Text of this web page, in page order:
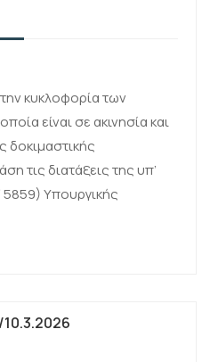
την κυκλοφορία των
είναι σε ακινησία και
δοκιμαστικής
τις διατάξεις της υπ’
Υπουργικής
Υποδομών και
10.3.2026